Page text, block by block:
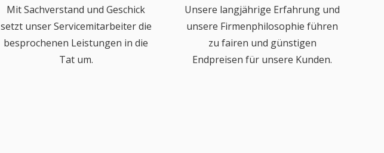
Mit Sachverstand und Geschick
setzt unser Servicemitarbeiter die
besprochenen Leistungen in die
Tat um.
Unsere langjährige Erfahrung und
unsere Firmenphilosophie führen
zu fairen und günstigen
Endpreisen für unsere Kunden.